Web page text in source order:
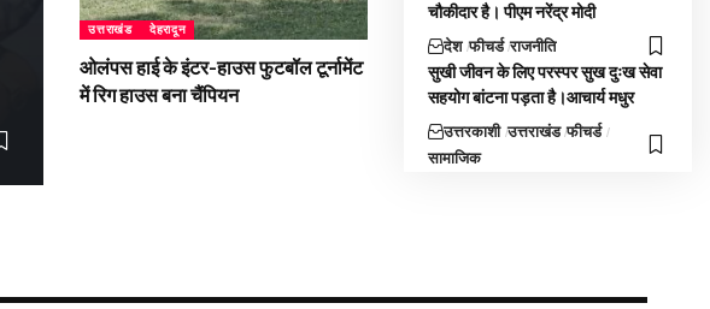
उत्तराखंड देहरादून
ओलंपस हाई के इंटर-हाउस फुटबॉल टूर्नामेंट
में रिग हाउस बना चैंपियन
चौकीदार है। पीएम नरेंद्र मोदी
देश फीचर्ड राजनीति
सुखी जीवन के लिए परस्पर सुख दुःख सेवा
सहयोग बांटना पड़ता है।आचार्य मधुर
उत्तरकाशी उत्तराखंड फीचर्ड
सामाजिक